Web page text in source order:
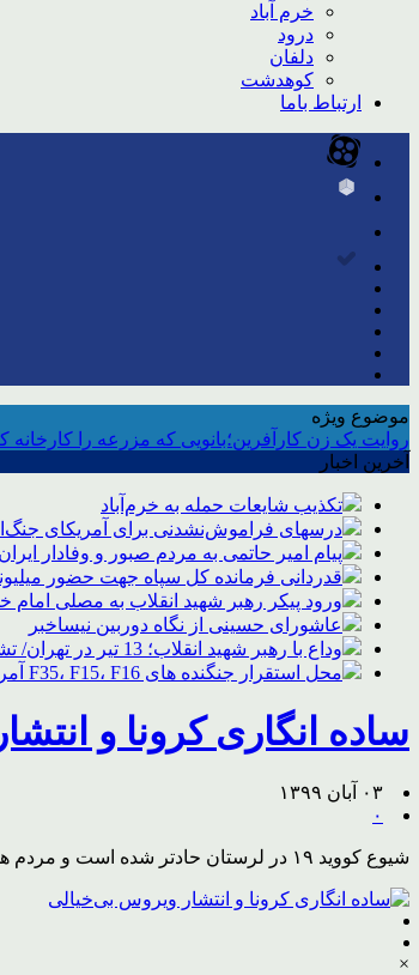
خرم آباد
درود
دلفان
کوهدشت
ارتباط باما
موضوع ویژه
روایت یک زن کارآفرین؛بانویی که مزرعه را کارخانه
آخرین اخبار
تکذیب شایعات حمله به خرم‌آباد
درسهای فراموش‌نشدنی برای آمریکای
پیام امیر حاتمی به مردم صبور و وفادار ایران
قدردانی فرمانده کل سپاه جهت حضور
ورود پیکر رهبر شهید انقلاب به مصلی امام
عاشورای حسینی از نگاه دوربین نیساخبر
وداع با رهبر شهید انقلاب؛ 13 تیر در تهران/ تشییع در قم و تدفین در مشهد
محل استقرار جنگنده های F35، F15، F16 آمریکایی منهدم شد
ساده انگاری کرونا و
۰۳ آبان ۱۳۹۹
۰
شیوع کووید ۱۹ در لرستان حادتر شده است و مردم همچنان ساده انگارتر می‌شوند گویی کرونا و ساده‌انگاری در جدالی برابر برای گرفتن جان مردم به رقابت نشسته‌اند.
×